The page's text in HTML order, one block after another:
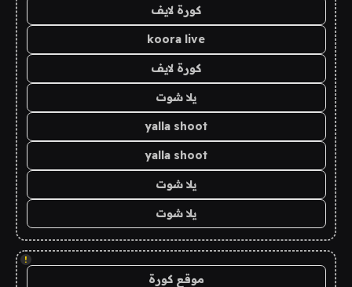
كورة لايف
koora live
كورة لايف
يلا شوت
yalla shoot
yalla shoot
يلا شوت
يلا شوت
!
موقع كورة